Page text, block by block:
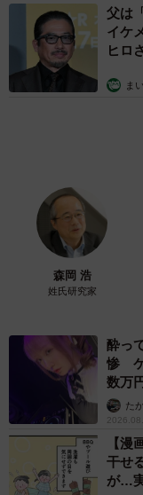
伊藤沙莉さん
【3位：伊藤沙莉】
1994年5月生まれ
ーし、現在も多くの
父は
イケ
ヒロ
ま
森岡 浩
姓氏研究家
酔っ
惨 ケ
数万
た
【漫
干せ
が…